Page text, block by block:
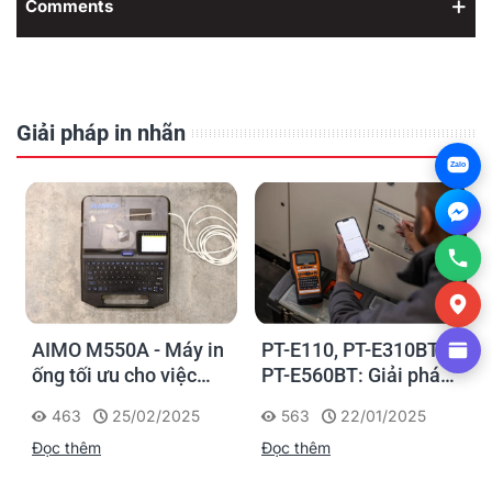
Comments
Giải pháp in nhãn
AIMO M550A - Máy in
ống tối ưu cho việc
nhận diện cáp điện,
cáp mạng
463
25/02/2025
Đọc thêm
PT-E110, PT-E310BT,
PT-E560BT: Giải pháp
nghiệp của Brother
563
22/01/2025
Đọc thêm
Zalo